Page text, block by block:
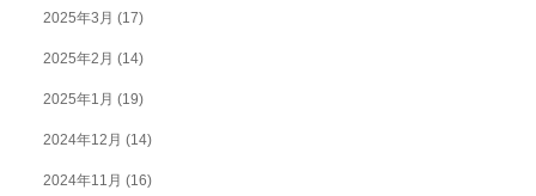
2025年3月 (17)
2025年2月 (14)
2025年1月 (19)
2024年12月 (14)
2024年11月 (16)